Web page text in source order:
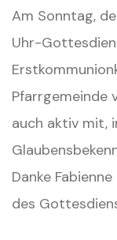
Am Sonntag,
Uhr-
Pfarrgemeinde
auch aktiv mit,
Danke
des